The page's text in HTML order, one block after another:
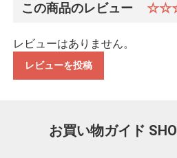
この商品のレビュー
レビューはありません。
レビューを投稿
お買い物ガイド